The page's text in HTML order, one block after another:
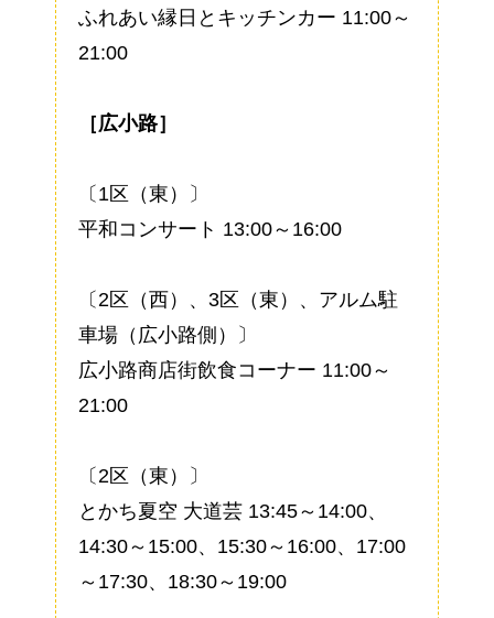
ふれあい縁日とキッチンカー 11:00～
21:00
［広小路］
〔1区（東）〕
平和コンサート 13:00～16:00
〔2区（西）、3区（東）、アルム駐
車場（広小路側）〕
広小路商店街飲食コーナー 11:00～
21:00
〔2区（東）〕
とかち夏空 大道芸 13:45～14:00、
14:30～15:00、15:30～16:00、17:00
～17:30、18:30～19:00